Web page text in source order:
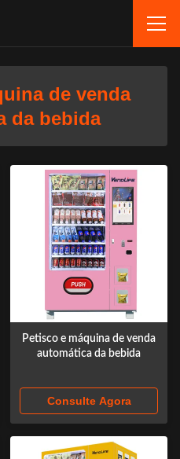
de venda
da bebida
Petisco e máquina de venda
automática da bebida
Consulte Agora